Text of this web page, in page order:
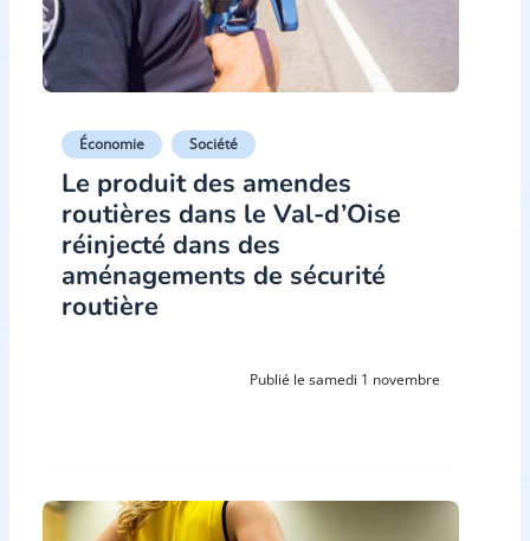
Économie Société
Le produit des amendes
routières dans le Val-d’Oise
réinjecté dans des
aménagements de sécurité
routière
Publié le samedi 1 novembre